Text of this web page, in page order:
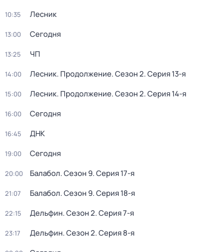
10:35 Лесник
13:00 Сегодня
13:25 ЧП
14:00 Лесник. Продолжение. Сезон 2. Серия 13-я
15:00 Лесник. Продолжение. Сезон 2. Серия 14-я
16:00 Сегодня
16:45 ДНК
19:00 Сегодня
20:00 Балабол. Сезон 9. Серия 17-я
21:07 Балабол. Сезон 9. Серия 18-я
22:15 Дельфин. Сезон 2. Серия 7-я
23:17 Дельфин. Сезон 2. Серия 8-я